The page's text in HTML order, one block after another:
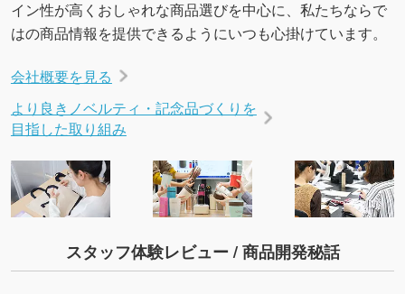
イン性が高くおしゃれな商品選びを中心に、私たちならで
はの商品情報を提供できるようにいつも心掛けています。
会社概要を見る
より良きノベルティ・記念品づくりを
目指した取り組み
スタッフ体験レビュー / 商品開発秘話